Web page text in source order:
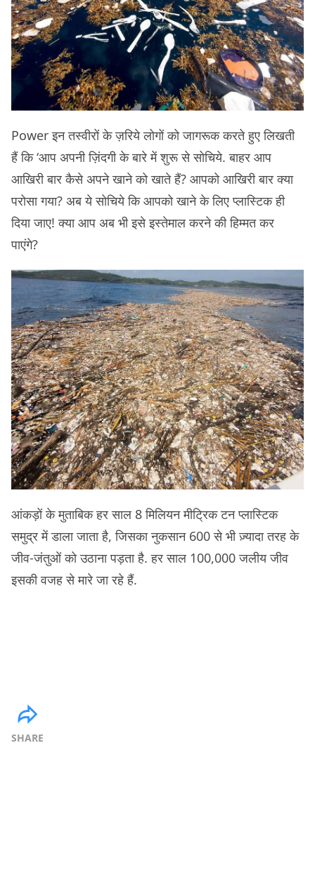
Power इन तस्वीरों के ज़रिये लोगों को जागरूक करते हुए लिखती
हैं कि ‘आप अपनी ज़िंदगी के बारे में शुरू से सोचिये. बाहर आप
आखिरी बार कैसे अपने खाने को खाते हैं? आपको आखिरी बार क्या
परोसा गया? अब ये सोचिये कि आपको खाने के लिए प्लास्टिक ही
दिया जाए! क्या आप अब भी इसे इस्तेमाल करने की हिम्मत कर
पाएंगे?
आंकड़ों के मुताबिक हर साल 8 मिलियन मीट्रिक टन प्लास्टिक
समुद्र में डाला जाता है, जिसका नुकसान 600 से भी ज़्यादा तरह के
जीव-जंतुओं को उठाना पड़ता है. हर साल 100,000 जलीय जीव
इसकी वजह से मारे जा रहे हैं.
SHARE